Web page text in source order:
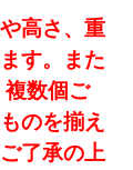
高さ、重
す。また
数個ご
のを揃え
了承の上